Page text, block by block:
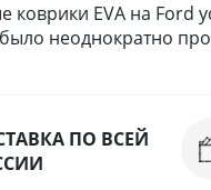
коврики EVA на Ford
неоднократно
ПО ВСЕЙ